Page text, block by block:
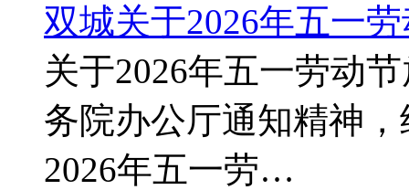
双城关于2026年五一
关于2026年五一劳动
务院办公厅通知精神
2026年五一劳…